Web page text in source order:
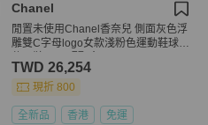
Chanel
閒置未使用Chanel香奈兒 側面灰色浮
雕雙C字母logo女款淺粉色運動鞋球鞋
TWD 26,254
現折 800
全新品 香港 免運